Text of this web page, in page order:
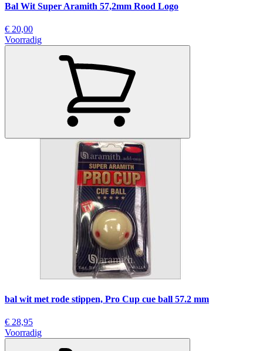
Bal Wit Super Aramith 57,2mm Rood Logo
€ 20,00
Voorradig
bal wit met rode stippen, Pro Cup cue ball 57.2 mm
€ 28,95
Voorradig